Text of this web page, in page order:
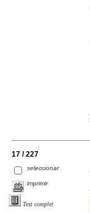
17 / 227
seleccionar
imprimir
Text complet